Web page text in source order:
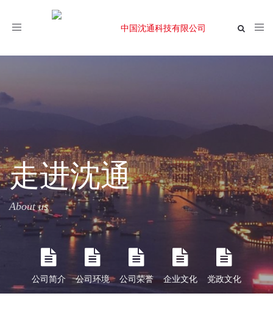
Toggle
走进沈通
About us
公司简介 公司环境 公司荣誉 企业文化 党政文化